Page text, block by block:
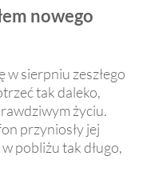
nowego
w sierpniu zeszłego
tak daleko,
życiu.
przyniosły jej
pobliżu tak długo,